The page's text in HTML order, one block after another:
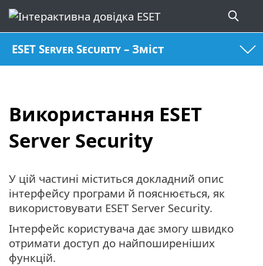
ESET Server Security – Зміст
Використання ESET
Server Security
У цій частині міститься докладний опис
інтерфейсу програми й пояснюється, як
використовувати ESET Server Security.
Інтерфейс користувача дає змогу швидко
отримати доступ до найпоширеніших
функцій.